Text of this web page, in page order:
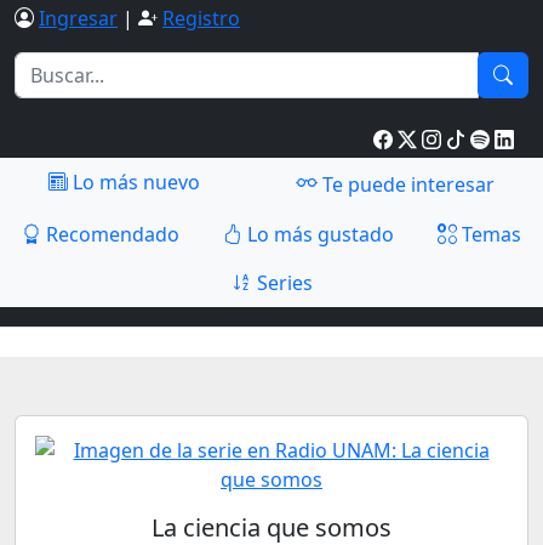
Ingresar | Registro
Lo más nuevo
Te puede interesar
Recomendado
Lo más gustado
Temas
Series
La ciencia que somos